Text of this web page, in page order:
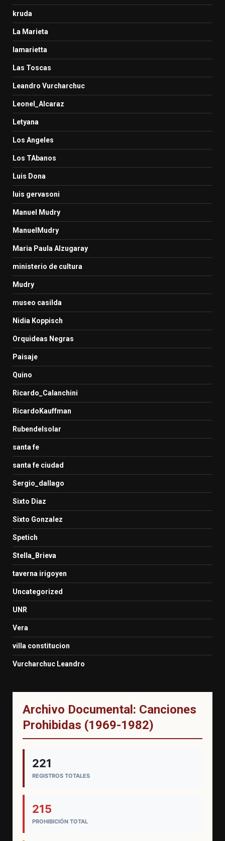
kruda
La Marieta
lamarietta
Las Toscas
Leandro Vurcharchuc
Leonel_Alcaraz
Letyana
Los Angeles
Los TAbanos
Luis Dona
luis gervasoni
Manuel Mudry
ManuelMudry
Maria Paula Alzugaray
ministerio de cultura
Mudry
museo casilda
Nidia Koppisch
Orquideas Negras
Paisaje
Quino
Ricardo_Calanchini
RicardoKauffman
Rubendelsolar
santa fe
santa fe ciudad
Sergio_dallago
Sixto Diaz
Sixto Gonzalez
Spetich
Stella_Brieva
taverna irigoyen
Uncategorized
UNR
Vera
villa constitucion
Vurcharchuc Leandro
Archivo Documental: Canciones
Prohibidas (1969-1982)
221
REGISTROS TOTALES
215
PROHIBICIÓN TOTAL